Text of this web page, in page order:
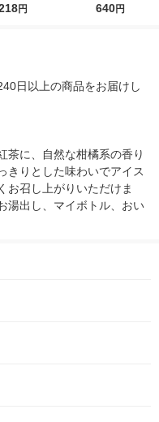
1個
円
太陽油脂
640円
日以上の商品をお届けし
茶に、自然な柑橘系の香り
きりとした味わいでアイス
お召し上がりいただけま
湯出し、マイボトル、おい